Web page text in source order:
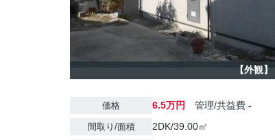
【外観】
価格 6.5万円 管理/共益費 -
間取り/面積 2DK/39.00㎡